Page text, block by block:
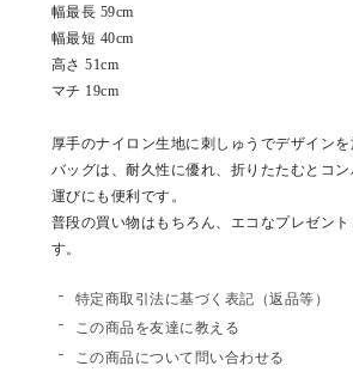
幅最長 59cm
幅最短 40cm
高さ 51cm
マチ 19cm
厚手のナイロン生地に刺しゅうでデザイン
バッグは、耐久性に優れ、折りたたむとコ
運びにも便利です。
普段の買い物はもちろん、エコなプレゼン
す。
特定商取引法に基づく表記（返品等）
この商品を友達に教える
この商品について問い合わせる